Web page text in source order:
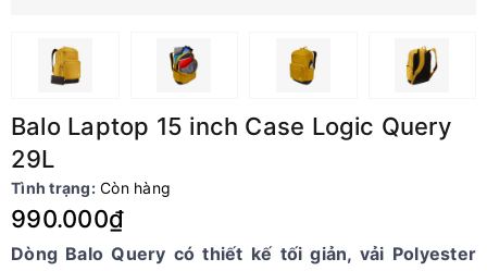
Balo Laptop 15 inch Case Logic Query
29L
Tình trạng: Còn hàng
990.000₫
Dòng Balo Query có thiết kế tối giản, vải Polyester